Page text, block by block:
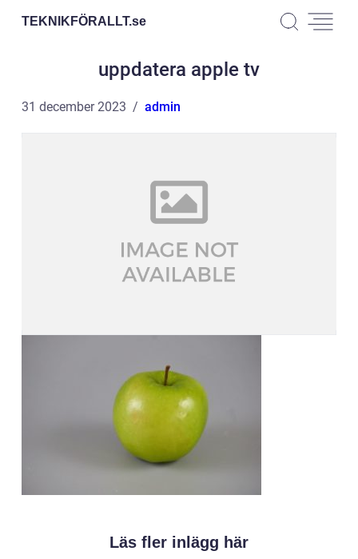
TEKNIKFÖRALLT.se
uppdatera apple tv
31 december 2023 admin
Läs fler inlägg här